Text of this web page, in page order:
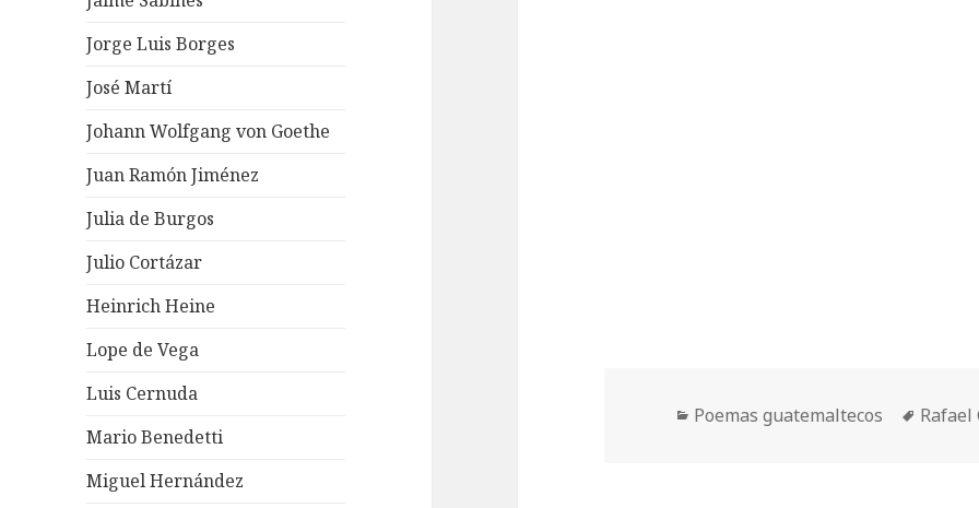
Jorge Luis Borges
José Martí
Johann Wolfgang von Goethe
Juan Ramón Jiménez
Julia de Burgos
Julio Cortázar
Heinrich Heine
Lope de Vega
Luis Cernuda
Mario Benedetti
Miguel Hernández
Categorías
Poemas guatemaltecos